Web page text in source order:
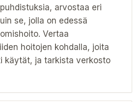
arvostaa eri
se, jolla on edessä
Vertaa
hoitojen kohdalla, joita
käytät, ja tarkista verkosto